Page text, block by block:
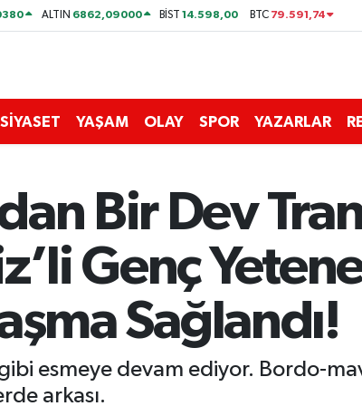
ALTIN 6862,09000 BİST14.598,00 BTC 79.591,74
SİYASET YAŞAM OLAY SPOR YAZARLAR
Bir Dev
Genç
Sağlandı!
esmeye devam ediyor. Bordo-
arkası.